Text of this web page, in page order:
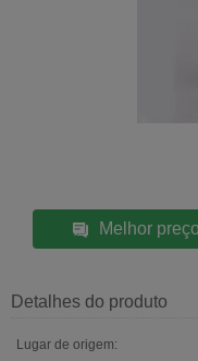
Melhor preço
Detalhes do produto
Lugar de origem: